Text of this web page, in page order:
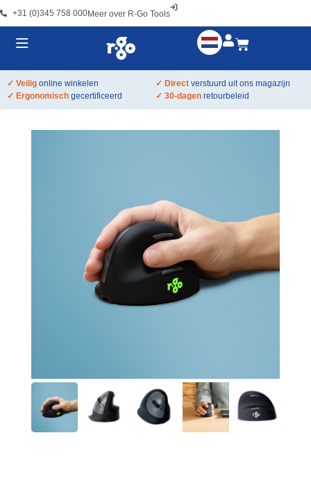
+31 (0)345 758 000Meer over R-Go Tools
✓ Veilig online winkelen ✓ Direct verstuurd uit ons magazijn
✓ Ergonomisch gecertificeerd ✓ 30-dagen retourbeleid